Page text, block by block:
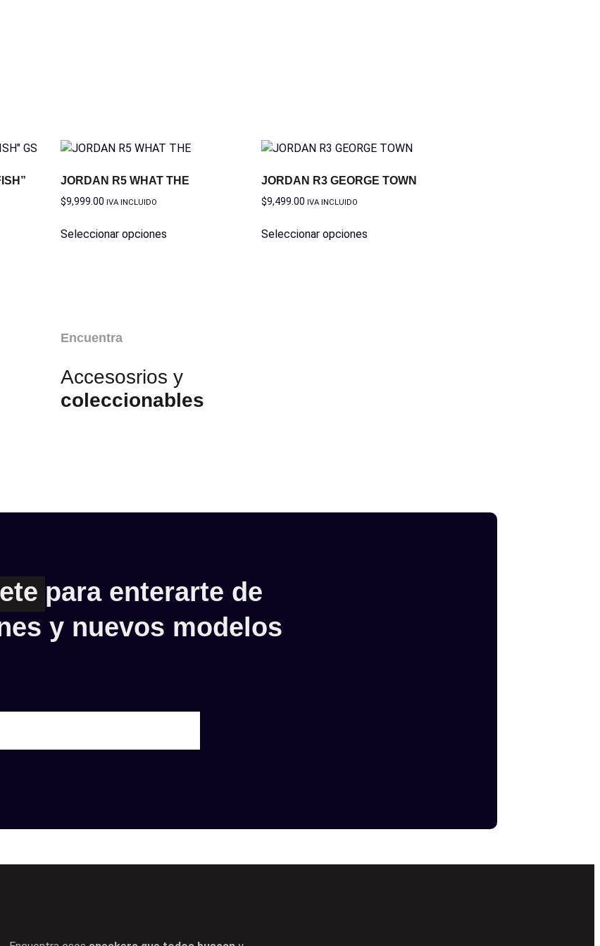
JORDAN R5 WHAT THE
$9,999.00 IVA INCLUIDO
Seleccionar opciones
JORDAN R3 GEORGE TOWN
$9,499.00 IVA INCLUIDO
Seleccionar opciones
Encuentra
Accesosrios y
coleccionables
para enterarte de
y nuevos modelos